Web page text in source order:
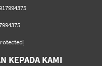
KEPADA KAMI